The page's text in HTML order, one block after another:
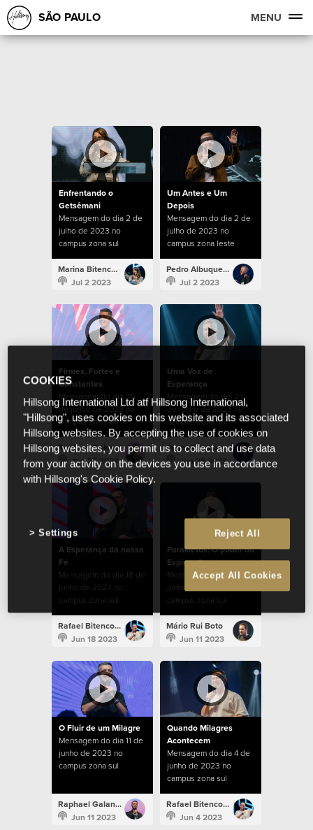
SÃO PAULO MENU
Enfrentando o
Getsêmani
Mensagem do dia 2 de
julho de 2023 no
campus zona sul
Marina Bitencourt
Jul 2 2023
Um Antes e Um
Depois
Mensagem do dia 2 de
julho de 2023 no
campus zona leste
Pedro Albuquerque
Jul 2 2023
Firmes, Fortes e
Constantes
Mensagem do dia 25
de junho de 2023 no
campus zona sul
Raphael Galante
Jun 25 2023
Uma Voz de
Esperança
Mensagem do dia 25
de junho de 2023 no
campus zona sul
Pedro Albuquerque
Jun 25 2023
A Esperança da nossa
Fé
Mensagem do dia 18 de
junho de 2023 no
campus zona sul
Rafael Bitencourt
Jun 18 2023
Parakletos: O poder do
Espírito Santo
Mensagem do dia 11 de
junho de 2023 no
campus zona sul
Mário Rui Boto
Jun 11 2023
O Fluir de um Milagre
Mensagem do dia 11 de
junho de 2023 no
campus zona sul
Raphael Galante
Jun 11 2023
Quando Milagres
Acontecem
Mensagem do dia 4 de
junho de 2023 no
campus zona sul
Rafael Bitencourt
Jun 4 2023
COOKIES
Hillsong International Ltd atf Hillsong International,
"Hillsong", uses cookies on this website and its associated
Hillsong websites. By accepting the use of cookies on
Hillsong websites, you permit us to collect and use data
from your activity on the devices you use in accordance
with Hillsong's Cookie Policy.
Reject All
Accept All Cookies
Settings